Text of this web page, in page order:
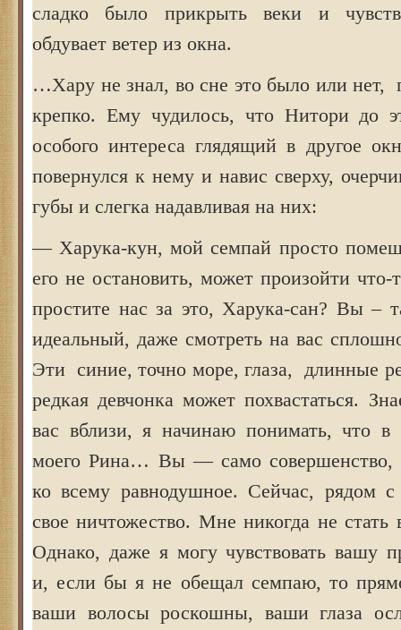
сладко было прикрыть веки и
обдувает ветер из окна.
…Хару не знал, во сне это было или нет,
крепко. Ему чудилось, что Нитори до
особого интереса глядящий в другое
повернулся к нему и навис сверху,
губы и слегка надавливая на них:
— Харука-кун, мой семпай просто
его не остановить, может произойти что-
простите нас за это, Харука-сан? Вы –
идеальный, даже смотреть на вас
Эти синие, точно море, глаза, длинные
редкая девчонка может похвастаться.
вас вблизи, я начинаю понимать, что в
моего Рина… Вы — само совершенство,
ко всему равнодушное. Сейчас, рядом
свое ничтожество. Мне никогда не стать
Однако, даже я могу чувствовать вашу
и, если бы я не обещал семпаю, то
ваши волосы роскошны, ваши глаза